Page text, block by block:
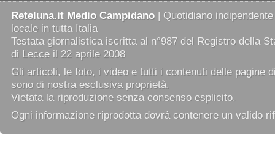
Reteluna.it Medio Campidano | Quotidiano
locale in tutta Italia
Testata giornalistica iscritta al n°987 del Registro della
di Lecce il 22 aprile 2008
Gli articoli, le foto, i video e tutti i contenuti delle pagine
sono di nostra esclusiva proprietà.
Vietata la riproduzione senza consenso esplicito.
Ogni informazione riprodotta dovrà contenere un valido